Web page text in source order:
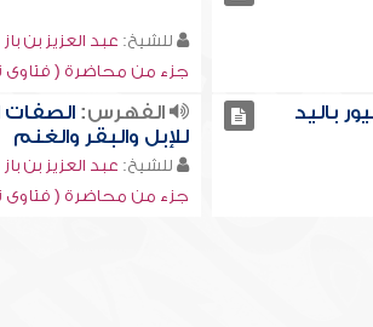
للشيخ: عبد العزيز بن باز
جزء من محاضرة ( فتاوى نور
باليد
الفهرس: الصفات
للإبل والبقر والغنم
للشيخ: عبد العزيز بن باز
جزء من محاضرة ( فتاوى نور